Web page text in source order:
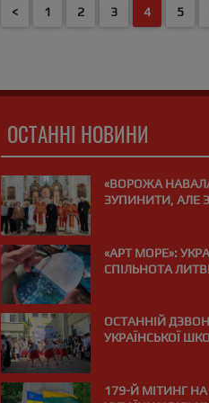
< 1 2 3 4 5
ОСТАННІ НОВИНИ
«ВОРОЖА
ЗУПИНИТИ, АЛЕ
«АРТ МОРЕ»:
СПІЛЬНОТА
ОСТАННІЙ
УКРАЇНСЬКОЇ
179-Й МІТИНГ